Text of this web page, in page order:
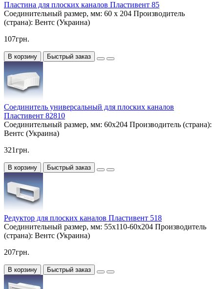
Пластина для плоских каналов Пластивент 85
Соединительный размер, мм: 60 х 204 Производитель
(страна): Вентс (Украина)
107грн.
В корзину Быстрый заказ
Соединитель универсальный для плоских каналов
Пластивент 82810
Соединительный размер, мм: 60х204 Производитель (страна):
Вентс (Украина)
321грн.
В корзину Быстрый заказ
Редуктор для плоских каналов Пластивент 518
Соединительный размер, мм: 55х110-60х204 Производитель
(страна): Вентс (Украина)
207грн.
В корзину Быстрый заказ